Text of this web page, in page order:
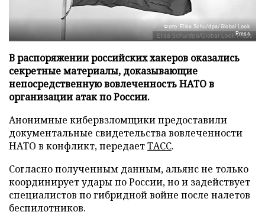
Фото: Elisa Schu/dpa/Global Look
Press
В распоряжении российских хакеров оказались
секретные материалы, доказывающие
непосредственную вовлеченность НАТО в
организации атак по России.
Анонимные кибервзломщики предоставили
документальные свидетельства вовлеченности
НАТО в конфликт, передаетТАСС.
Согласно полученным данным, альянс не только
координирует удары по России, но и задействует
специалистов по гибридной войне после налетов
беспилотников.